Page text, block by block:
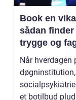
Book en
sådan finder
trygge og
stærke
Når hverdagen
et botilbud